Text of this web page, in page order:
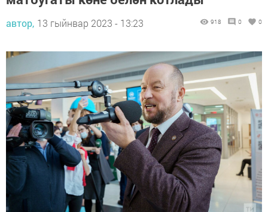
автор, 13 гыйнвар 2023 - 13:23 918 0 0